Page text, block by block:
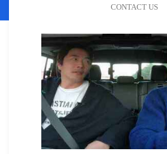
CONTACT US